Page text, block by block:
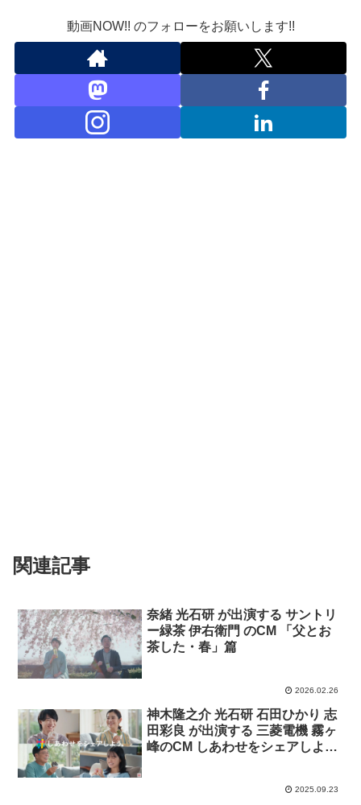
動画NOW!! のフォローをお願いします!!
関連記事
奈緒 光石研 が出演する サントリ
ー緑茶 伊右衛門 のCM 「父とお
茶した・春」篇
2026.02.26
神木隆之介 光石研 石田ひかり 志
田彩良 が出演する 三菱電機 霧ヶ
峰のCM しあわせをシェアしよ
2025.09.23